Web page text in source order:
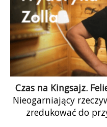
Czas na Kingsajz.
Nieogarniający
zredukować do